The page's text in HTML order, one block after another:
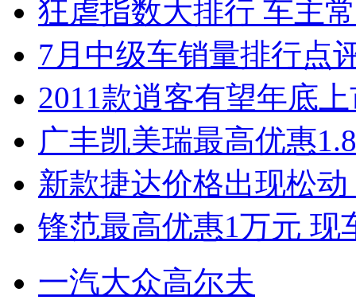
狂虐指数大排行 车主
7月中级车销量排行点
2011款逍客有望年底
广丰凯美瑞最高优惠
新款捷达价格出现松
锋范最高优惠1万元 现
一汽大众高尔夫